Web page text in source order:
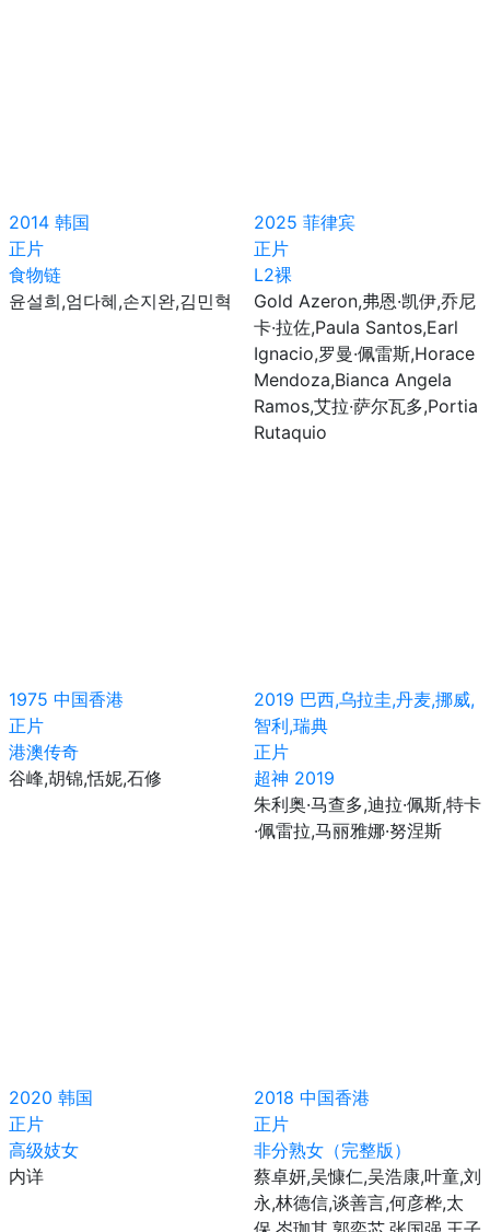
2014 韩国
正片
食物链
윤설희,엄다혜,손지완,김민혁
2025 菲律宾
正片
L2裸
Gold Azeron,弗恩·凯伊,乔尼
卡·拉佐,Paula Santos,Earl
Ignacio,罗曼·佩雷斯,Horace
Mendoza,Bianca Angela
Ramos,艾拉·萨尔瓦多,Portia
Rutaquio
1975 中国香港
正片
港澳传奇
谷峰,胡锦,恬妮,石修
2019 巴西,乌拉圭,丹麦,挪威,
智利,瑞典
正片
超神 2019
朱利奥·马查多,迪拉·佩斯,特卡
·佩雷拉,马丽雅娜·努涅斯
2020 韩国
正片
高级妓女
内详
2018 中国香港
正片
非分熟女（完整版）
蔡卓妍,吴慷仁,吴浩康,叶童,刘
永,林德信,谈善言,何彦桦,太